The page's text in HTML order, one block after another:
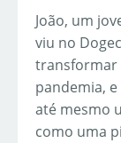
João, um
viu no
transformar
pandemia,
até mesmo
como uma